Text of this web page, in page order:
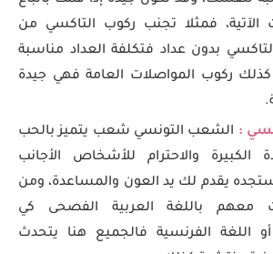
الآتية، فمثلا تجنب ركوب التاكسي من
بدون عداد فتكلفة العداد مناسبة
ركوب المواصلات العامة فهي جيدة
: الشعب التونسي شعب يتميز بالحب
الكبيرة والاحترام للأشخاص الأجانب
يقدم لك يد العون والمساعدة، ومن
معهم باللغة العربية الفصحى كي
اللغة الفرنسية فالجميع هنا يتحدث